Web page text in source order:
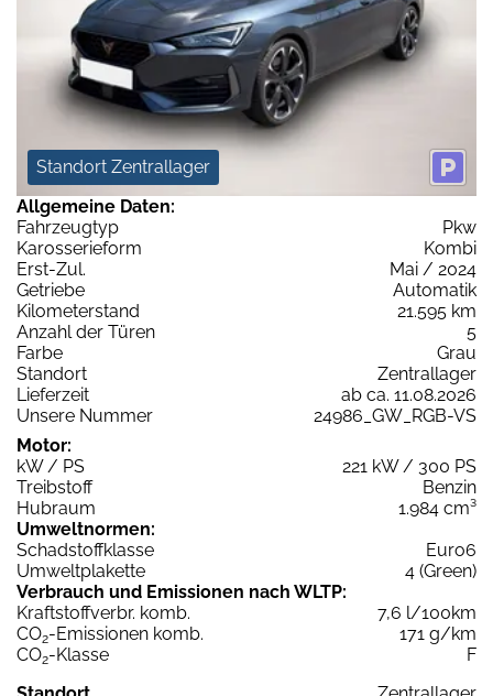
Standort Zentrallager
Allgemeine Daten:
Fahrzeugtyp
Pkw
Karosserieform
Kombi
Erst-Zul.
Mai / 2024
Getriebe
Automatik
Kilometerstand
21.595 km
Anzahl der Türen
5
Farbe
Grau
Standort
Zentrallager
Lieferzeit
ab ca. 11.08.2026
Unsere Nummer
24986_GW_RGB-VS
Motor:
kW / PS
221 kW / 300 PS
Treibstoff
Benzin
Hubraum
1.984 cm³
Umweltnormen:
Schadstoffklasse
Euro6
Umweltplakette
4 (Green)
Verbrauch und Emissionen nach WLTP:
Kraftstoffverbr. komb.
7,6 l/100km
CO2-Emissionen komb.
171 g/km
CO2-Klasse
F